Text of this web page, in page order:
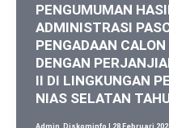
PENGUMUMAN
ADMINISTRASI
PENGADAAN
DENGAN
II DI LINGKUNGAN
NIAS SELATAN